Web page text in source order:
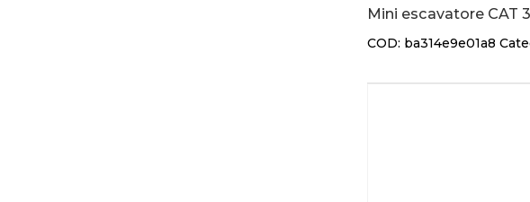
Mini escavatore CAT
COD: ba314e9e01a8